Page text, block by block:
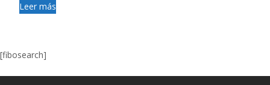
Leer más
[fibosearch]